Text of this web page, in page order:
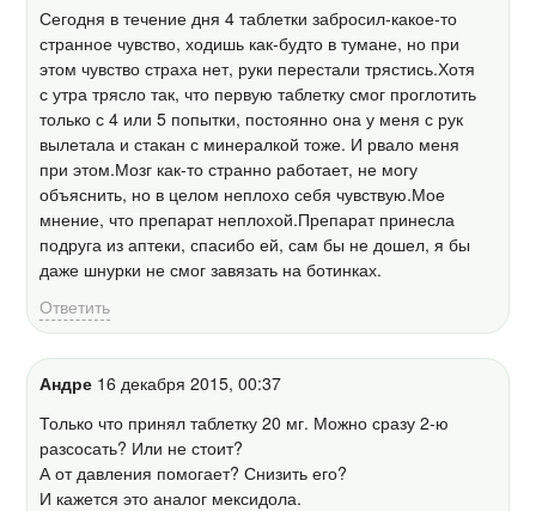
Сегодня в течение дня 4 таблетки забросил-какое-то
странное чувство, ходишь как-будто в тумане, но при
этом чувство страха нет, руки перестали трястись.Хотя
с утра трясло так, что первую таблетку смог проглотить
только с 4 или 5 попытки, постоянно она у меня с рук
вылетала и стакан с минералкой тоже. И рвало меня
при этом.Мозг как-то странно работает, не могу
объяснить, но в целом неплохо себя чувствую.Мое
мнение, что препарат неплохой.Препарат принесла
подруга из аптеки, спасибо ей, сам бы не дошел, я бы
даже шнурки не смог завязать на ботинках.
Ответить
Андре 16 декабря 2015, 00:37
Только что принял таблетку 20 мг. Можно сразу 2-ю
разсосать? Или не стоит?
А от давления помогает? Снизить его?
И кажется это аналог мексидола.